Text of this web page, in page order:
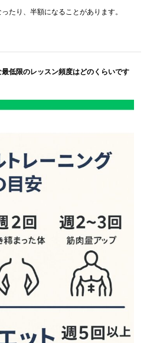
たり、半額になることがあります。
低限のレッスン頻度はどのくらいです